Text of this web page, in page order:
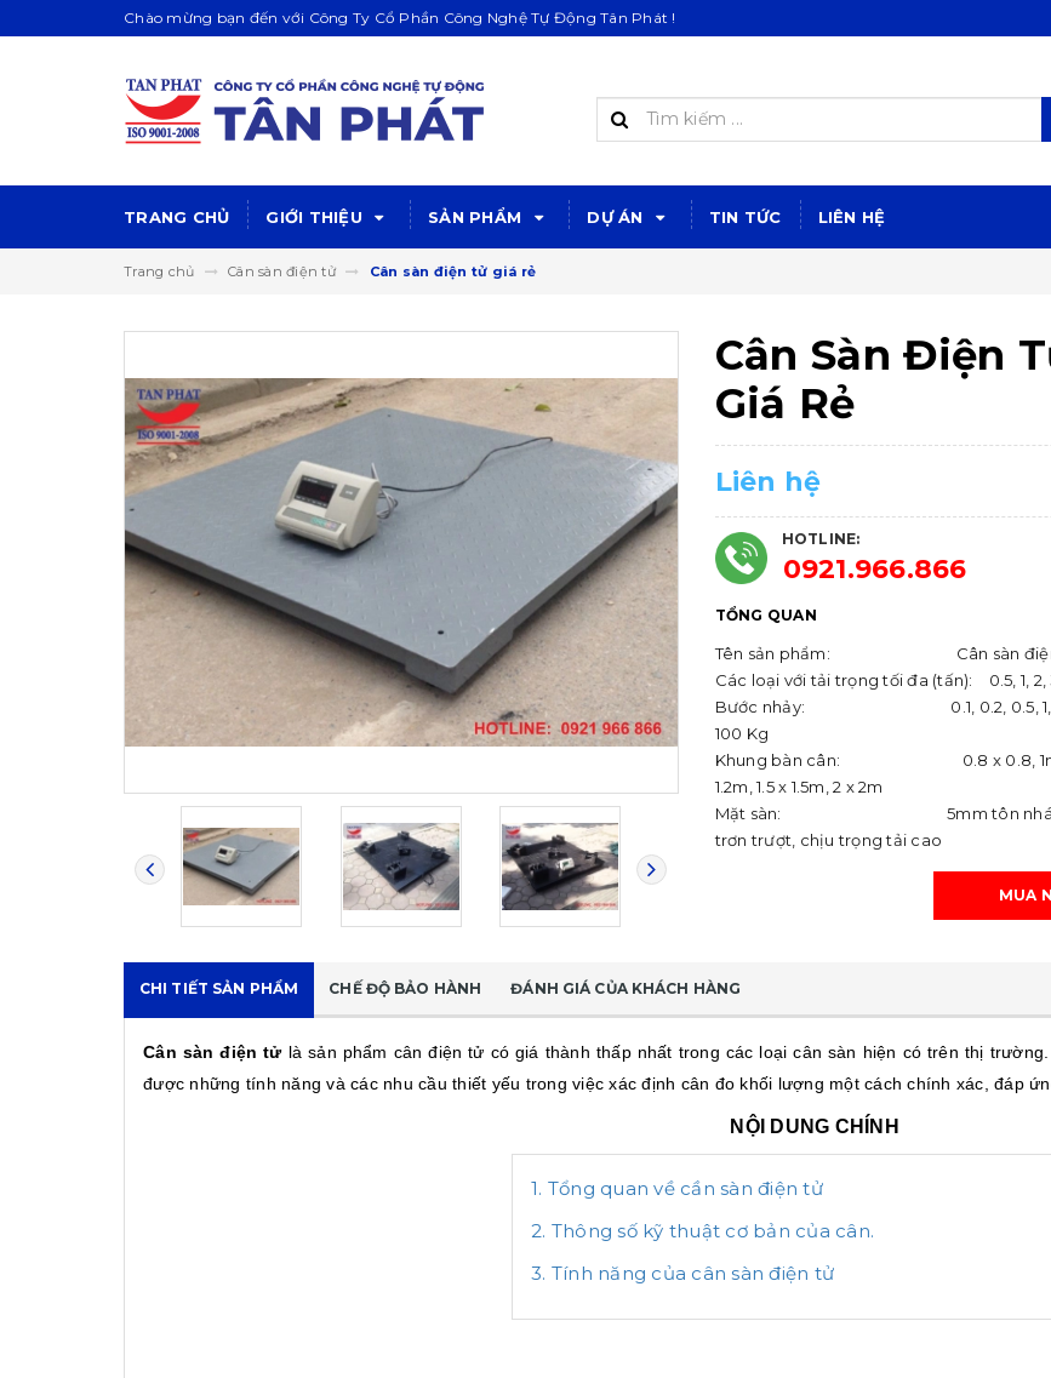
Chào mừng bạn đến với Công Ty Cổ Phần Công Nghệ Tự Động Tân Phát !
TRANG CHỦ GIỚI THIỆU SẢN PHẨM DỰ ÁN TIN TỨC LIÊN HỆ
Trang chủ Cân sàn điện tử Cân sàn điện tử giá rẻ
Cân Sàn Điện
Giá Rẻ
Liên hệ
HOTLINE:
0921.966.866
TỔNG QUAN
Tên sản phẩm: Cân sàn
Các loại với tải trọng tối đa (tấn): 0.5, 1, 2,
Bước nhảy: 0.1, 0.2, 0.5, 1, 2,
100 Kg
Khung bàn cân: 0.8 x 0.8, 1m x
1.2m, 1.5 x 1.5m, 2 x 2m
Mặt sàn: 5mm tôn nhám
trơn trượt, chịu trọng tải cao
MUA
CHI TIẾT SẢN PHẨM CHẾ ĐỘ BẢO HÀNH ĐÁNH GIÁ CỦA KHÁCH HÀNG
Cân sàn điện tửlà sản phẩm cân điện tử có giá thành thấp nhất trong các loại cân sàn hiện có trên thị
được những tính năng và các nhu cầu thiết yếu trong việc xác định cân đo khối lượng một cách chính xác, đáp
NỘI DUNG CHÍNH
1. Tổng quan về cần sàn điện tử
2. Thông số kỹ thuật cơ bản của cân.
3. Tính năng của cân sàn điện tử